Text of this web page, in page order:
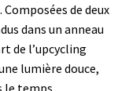
de deux
dans un anneau
de l’upcycling
lumière douce,
le temps.